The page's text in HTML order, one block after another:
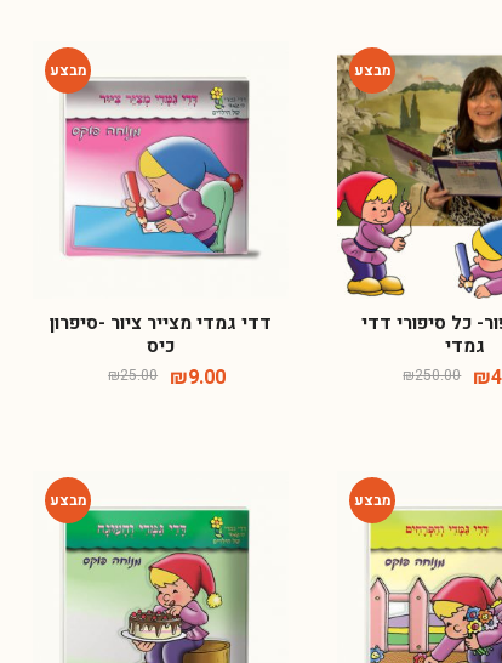
188.00
המזוודה של
-80%
כל סיפורי דדי
גמדי
₪250.00 ₪
-64%
דדי גמדי מצייר ציור -סיפרון
כיס
₪25.00 ₪9.00
-64%
-64%